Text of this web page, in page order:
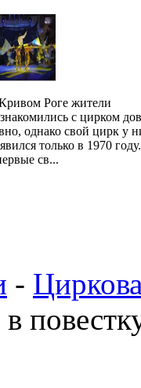
Роге жители
с цирком
однако свой цирк у
только в 1970 году.
св...
-